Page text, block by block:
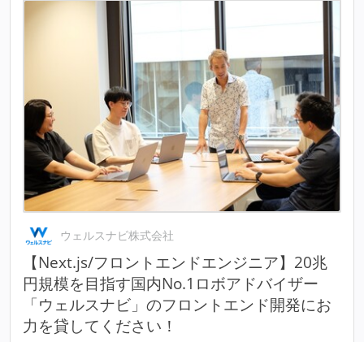
ウェルスナビ株式会社
【Next.js/フロントエンドエンジニア】20兆
円規模を目指す国内No.1ロボアドバイザー
「ウェルスナビ」のフロントエンド開発にお
力を貸してください！